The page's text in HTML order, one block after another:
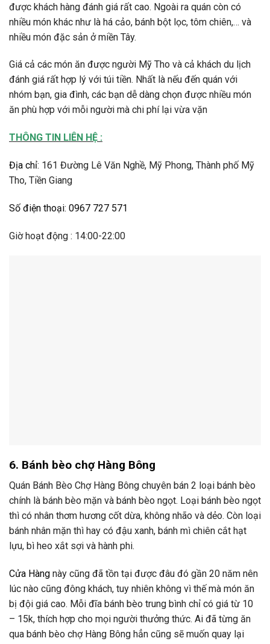
được khách hàng đánh giá rất cao. Ngoài ra quán còn có
nhiều món khác như là há cảo, bánh bột lọc, tôm chiên,… và
nhiều món đặc sản ở miền Tây.
Giá cả các món ăn được người Mỹ Tho và cả khách du lịch
đánh giá rất hợp lý với túi tiền. Nhất là nếu đến quán với
nhóm bạn, gia đình, các bạn dễ dàng chọn được nhiều món
ăn phù hợp với mỗi người mà chi phí lại vừa vặn
THÔNG TIN LIÊN HỆ :
Địa chỉ: 161 Đường Lê Văn Nghề, Mỹ Phong, Thành phố Mỹ
Tho, Tiền Giang
Số điện thoại: 0967 727 571
Giờ hoạt động : 14:00-22:00
6. Bánh bèo chợ Hàng Bông
Quán Bánh Bèo Chợ Hàng Bông chuyên bán 2 loại bánh bèo
chính là bánh bèo mặn và bánh bèo ngọt. Loại bánh bèo ngọt
thì có nhân thơm hương cốt dừa, không nhão và dẻo. Còn loại
bánh nhân mặn thì hay có đậu xanh, bánh mì chiên cắt hạt
lựu, bì heo xắt sợi và hành phi.
Cửa Hàng này cũng đã tồn tại được đâu đó gần 20 năm nên
lúc nào cũng đông khách, tuy nhiên không vì thế mà món ăn
bị đội giá cao. Mỗi đĩa bánh bèo trung bình chỉ có giá từ 10
– 15k, thích hợp cho mọi người thưởng thức. Ai đã từng ăn
qua bánh bèo chợ Hàng Bông hẳn cũng sẽ muốn quay lại